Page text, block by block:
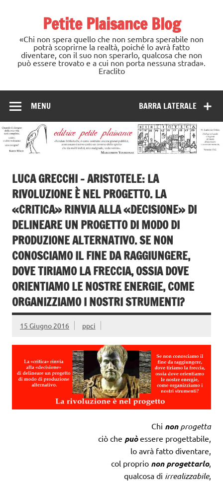
Petite Plaisance Blog
«Chi non spera quello che non sembra sperabile non
potrà scoprirne la realtà, poiché lo avrà fatto
diventare, con il suo non sperarlo, qualcosa che non
può essere trovato e a cui non porta nessuna strada».
Eraclito
BARRA LATERALE
MENU
LUCA GRECCHI – ARISTOTELE: LA
RIVOLUZIONE È NEL PROGETTO. LA
«CRITICA» RINVIA ALLA «DECISIONE» DI
DELINEARE UN PROGETTO DI MODO DI
PRODUZIONE ALTERNATIVO. SE NON
CONOSCIAMO IL FINE DA RAGGIUNGERE,
DOVE TIRIAMO LA FRECCIA, OSSIA DOVE
ORIENTIAMO LE NOSTRE ENERGIE, COME
ORGANIZZIAMO I NOSTRI STRUMENTI?
15 Giugno 2016 ppci
Chi nonprogetta
ciò che puòessere progettabile,
lo avrà fatto diventare,
col proprio non progettarlo,
qualcosa di irrealizzabile,